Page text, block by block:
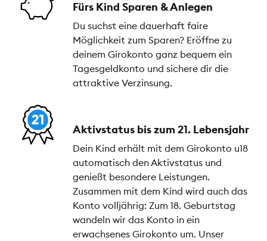
Fürs Kind Sparen & Anlegen
Du suchst eine dauerhaft faire
Möglichkeit zum Sparen? Eröffne zu
deinem Girokonto ganz bequem ein
Tagesgeldkonto und sichere dir die
attraktive Verzinsung.
Aktivstatus bis zum 21. Lebensjahr
Dein Kind erhält mit dem Girokonto u18
automatisch den Aktivstatus und
genießt besondere Leistungen.
Zusammen mit dem Kind wird auch das
Konto volljährig: Zum 18. Geburtstag
wandeln wir das Konto in ein
erwachsenes Girokonto um. Unser